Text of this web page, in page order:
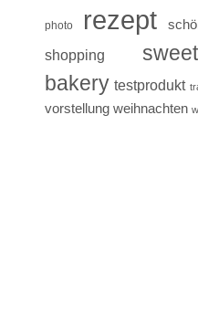
photo rezept
shopping
bakery testprodukt
vorstellung weihnachten